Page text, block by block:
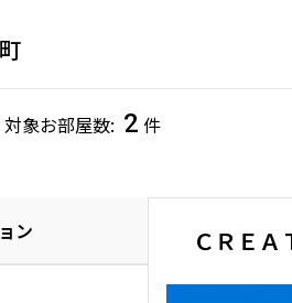
ービスをご紹介します
す
をご提案します
ます
をご紹介します
対象お部屋数 2 件
ン ＣＲＥＡ